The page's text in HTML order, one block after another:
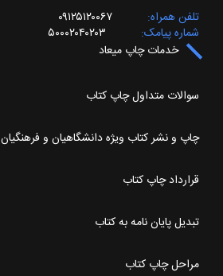
تلفن همراه
۰۹۱۲۵۱۲۰۰۶۷
شماره پیامک
۵۰۰۰۲۰۴۰۲۰۳
خدمات چاپ میعاد
سوالات متداول چاپ کتاب
چاپ و نشر کتاب ویژه دانشگاهیان و فرهنگیان
قرارداد چاپ کتاب
تبدیل پایان نامه به کتاب
مراحل چاپ کتاب